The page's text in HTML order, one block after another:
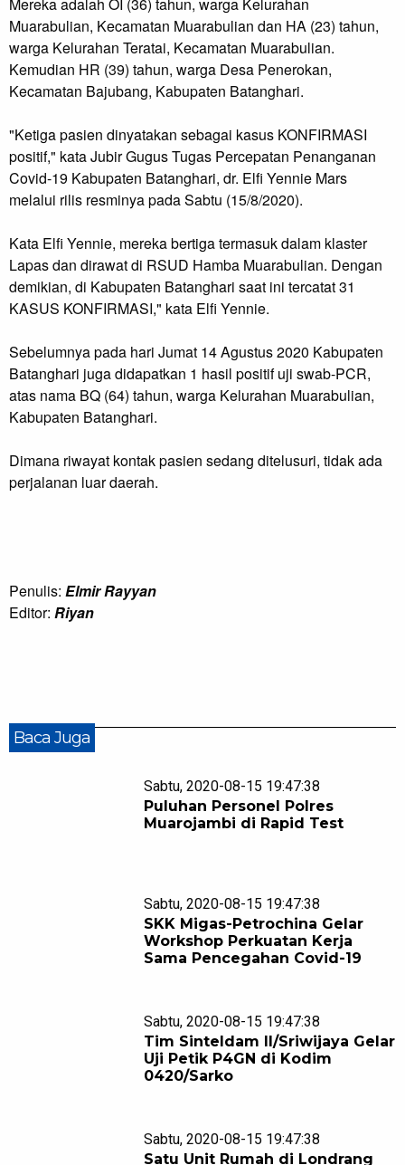
Mereka adalah OI (36) tahun, warga Kelurahan
Muarabulian, Kecamatan Muarabulian dan HA (23) tahun,
warga Kelurahan Teratai, Kecamatan Muarabulian.
Kemudian HR (39) tahun, warga Desa Penerokan,
Kecamatan Bajubang, Kabupaten Batanghari.
"Ketiga pasien dinyatakan sebagai kasus KONFIRMASI
positif," kata Jubir Gugus Tugas Percepatan Penanganan
Covid-19 Kabupaten Batanghari, dr. Elfi Yennie Mars
melalui rilis resminya pada Sabtu (15/8/2020).
Kata Elfi Yennie, mereka bertiga termasuk dalam klaster
Lapas dan dirawat di RSUD Hamba Muarabulian. Dengan
demikian, di Kabupaten Batanghari saat ini tercatat 31
KASUS KONFIRMASI," kata Elfi Yennie.
Sebelumnya pada hari Jumat 14 Agustus 2020 Kabupaten
Batanghari juga didapatkan 1 hasil positif uji swab-PCR,
atas nama BQ (64) tahun, warga Kelurahan Muarabulian,
Kabupaten Batanghari.
Dimana riwayat kontak pasien sedang ditelusuri, tidak ada
perjalanan luar daerah.
Penulis: Elmir Rayyan
Editor: Riyan
Baca Juga
Sabtu, 2020-08-15 19:47:38
Puluhan Personel Polres
Muarojambi di Rapid Test
Sabtu, 2020-08-15 19:47:38
SKK Migas-Petrochina Gelar
Workshop Perkuatan Kerja
Sama Pencegahan Covid-19
Sabtu, 2020-08-15 19:47:38
Tim Sinteldam II/Sriwijaya Gelar
Uji Petik P4GN di Kodim
0420/Sarko
Sabtu, 2020-08-15 19:47:38
Satu Unit Rumah di Londrang